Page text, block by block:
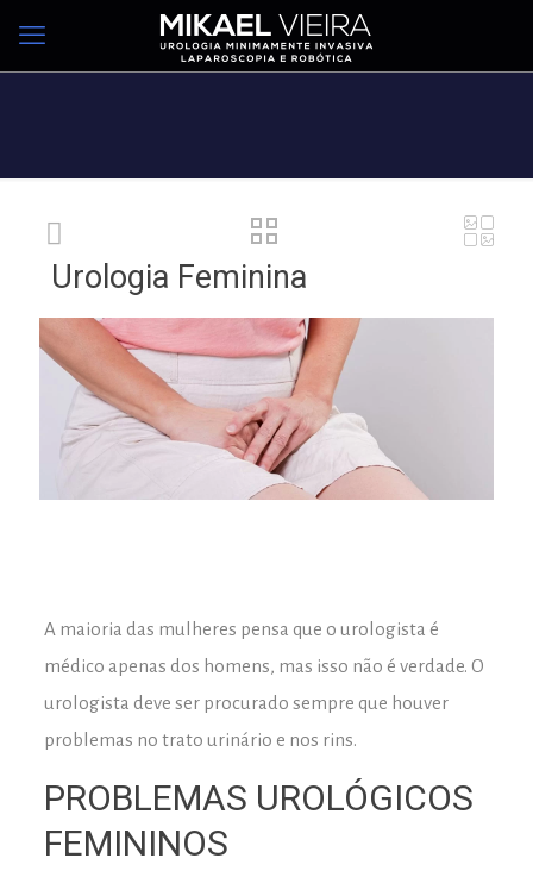
Urologia Feminina
A maioria das mulheres pensa que o urologista é
médico apenas dos homens, mas isso não é verdade. O
urologista deve ser procurado sempre que houver
problemas no trato urinário e nos rins.
PROBLEMAS UROLÓGICOS
FEMININOS